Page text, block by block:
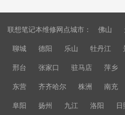
联想笔记本维修网点城市： 佛山
聊城 德阳 乐山 牡丹江
邢台 张家口 驻马店 萍乡
东营 齐齐哈尔 株洲 南充
阜阳 扬州 九江 洛阳 日